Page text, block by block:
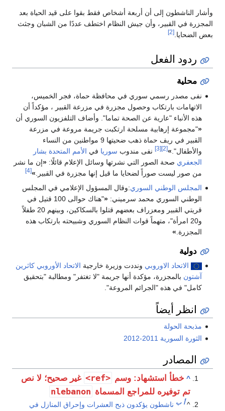
وأشار الناشطون إلى أن أربعة أشخاص فقط بقوا على قيد الحياة بعد
المجزرة في القبير، وأن جيش النظام اختطف عددًا من الشبان وجثث
بعض الضحايا.[2]
ردود الفعل
محلية
نفى مصدر رسمي سوري في محافظة حماة، فجر الخميس،
الاتهامات بارتكاب وحصول مجزرة في مزرعة القبير ، مؤكداً أن
هذه الأنباء "عارية عن الصحة تماما". وأضاف التلفزيون السوري أن
«"مجموعة إرهابية مسلحة ارتكبت جريمة مروعة في مزرعة
القبير في ريف حماة ذهب ضحيتها 9 مواطنين من النساء
والأطفال". »
[2]
[3] نفى مندوب سوريا في الأمم المتحدة بشار
الجعفري صحة الصور التي نشرتها وسائل الإعلام قائلًا:«إن ما نشر
من صور ليست صوراً لضحايا ما قيل إنها مجزرة في القبير. »
[4]
المجلس الوطني السوري:وقال المسؤول الإعلامي في المجلس
الوطني السوري محمد سرميني:«
"هناك حوالى 100 قتيل في
قريتي القبير ومعزراف بعضهم قتلوا بالسكاكين، وبينهم 20 طفلاً
و20 امرأة"، متهماً قوات النظام السوري وشبيحته بارتكاب هذه
المجزرة. »
دولية
الاتحاد الاوروبي ونددت وزيرة خارجية الاتحاد الأوروبي كاثرين
آشتون بالمجزرة، مؤكدة أنها جريمة "لا تغتفر" ومطالبة "بتحقيق
كامل" في هذه "الجرائم المروعة".
انظر أيضاً
مذبحة الحولة
الثورة السورية 2011-2012
المصادر
^ خطأ استشهاد: وسم <ref>
غير صحيح؛ لا نص
تم توفيره للمراجع المسماة nlebanon
^أ ب ناشطون يؤكدون ذبح العشرات وإحراق المنازل في